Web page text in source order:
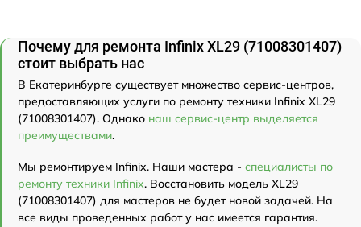
Почему для ремонта Infinix XL29 (71008301407)
стоит выбрать нас
В Екатеринбурге существует множество сервис-центров,
предоставляющих услуги по ремонту техники Infinix XL29
(71008301407). Однако наш сервис-центр выделяется
преимуществами.
Мы ремонтируем Infinix. Наши мастера - специалисты по
ремонту техники Infinix. Восстановить модель XL29
(71008301407) для мастеров не будет новой задачей. На
все виды проведенных работ у нас имеется гарантия.